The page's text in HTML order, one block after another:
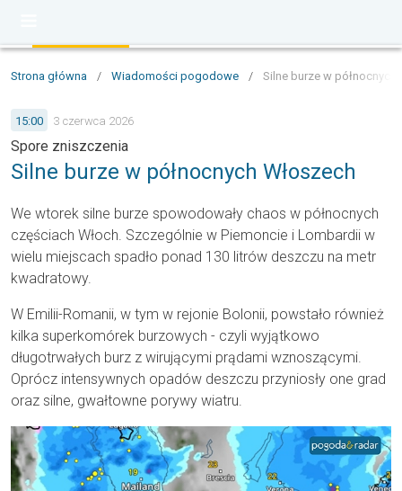
Strona główna / Wiadomości pogodowe / Silne burze w
15:00 3 czerwca 2026
Spore zniszczenia
Silne burze w północnych Włoszech
We wtorek silne burze spowodowały chaos w północnych
częściach Włoch. Szczególnie w Piemoncie i Lombardii w
wielu miejscach spadło ponad 130 litrów deszczu na metr
kwadratowy.
W Emilii-Romanii, w tym w rejonie Bolonii, powstało również
kilka superkomórek burzowych - czyli wyjątkowo
długotrwałych burz z wirującymi prądami wznoszącymi.
Oprócz intensywnych opadów deszczu przyniosły one grad
oraz silne, gwałtowne porywy wiatru.